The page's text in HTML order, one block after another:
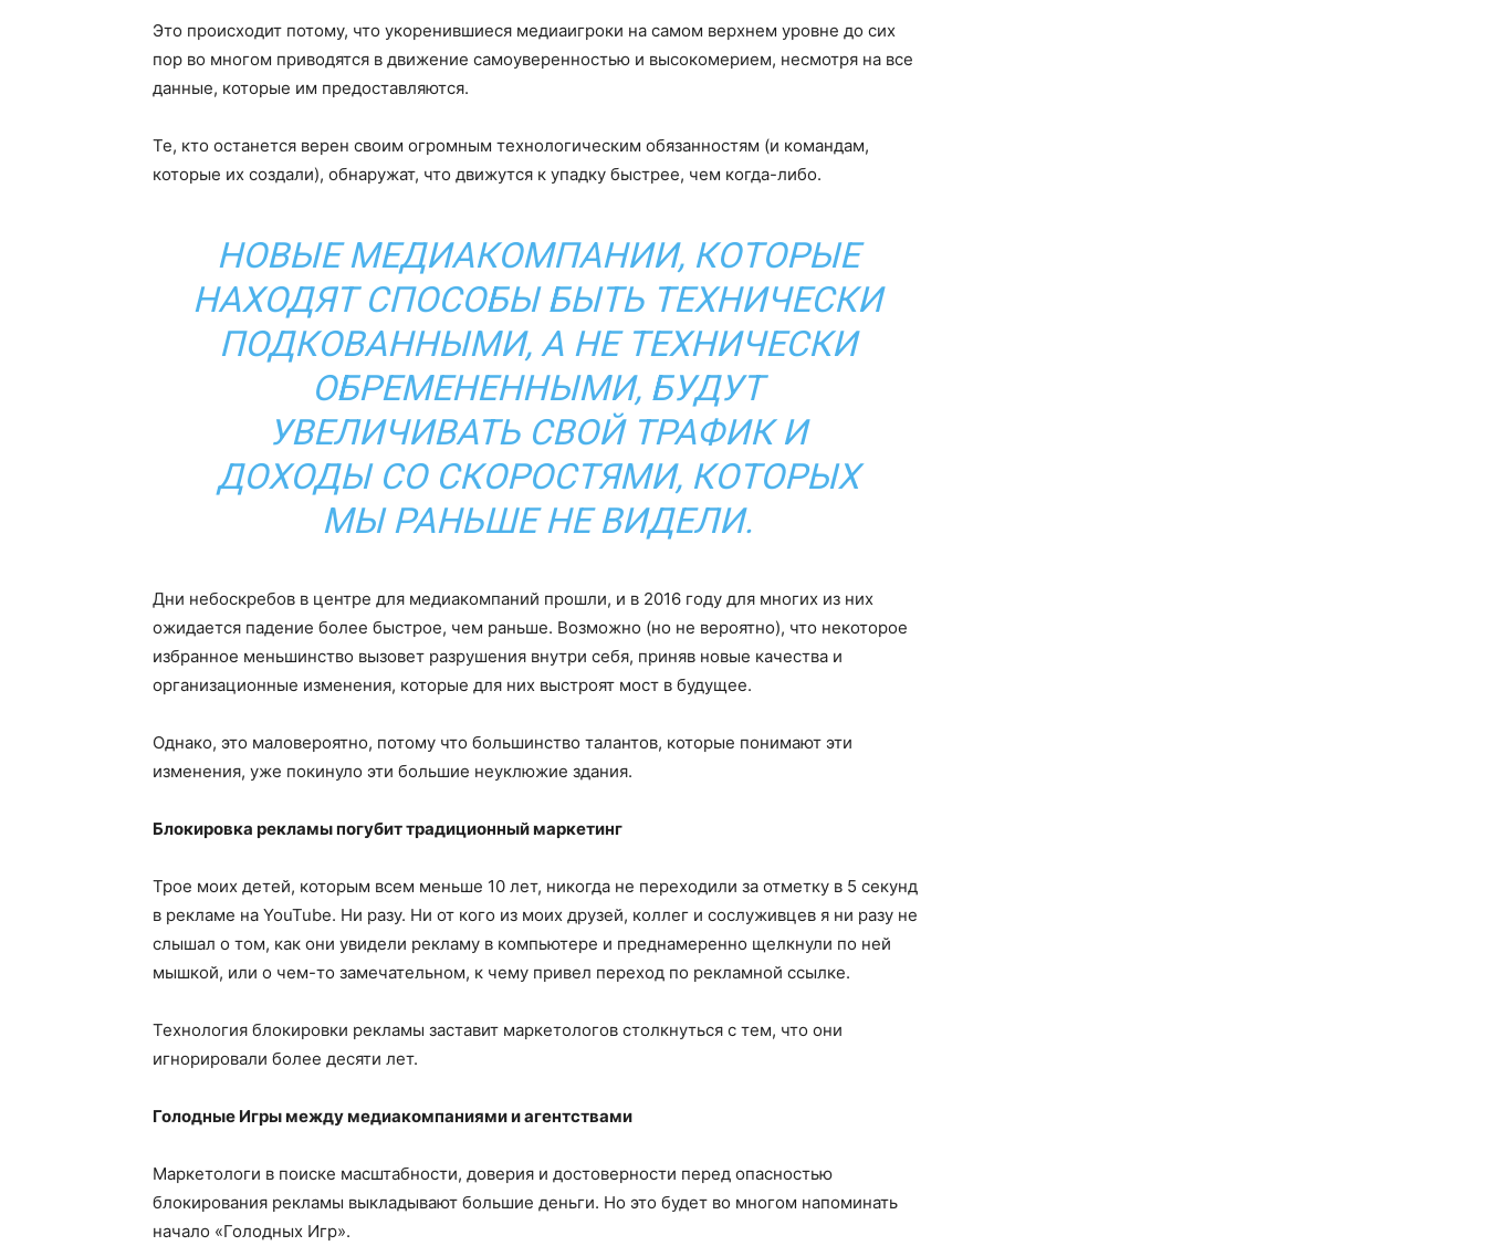
Это происходит потому, что укоренившиеся медиаигроки на самом верхнем уровне до сих
пор во многом приводятся в движение самоуверенностью и высокомерием, несмотря на все
данные, которые им предоставляются.
Те, кто останется верен своим огромным технологическим обязанностям (и командам,
которые их создали), обнаружат, что движутся к упадку быстрее, чем когда-либо.
НОВЫЕ МЕДИАКОМПАНИИ, КОТОРЫЕ
НАХОДЯТ СПОСОБЫ БЫТЬ ТЕХНИЧЕСКИ
ПОДКОВАННЫМИ, А НЕ ТЕХНИЧЕСКИ
ОБРЕМЕНЕННЫМИ, БУДУТ
УВЕЛИЧИВАТЬ СВОЙ ТРАФИК И
ДОХОДЫ СО СКОРОСТЯМИ, КОТОРЫХ
МЫ РАНЬШЕ НЕ ВИДЕЛИ.
Дни небоскребов в центре для медиакомпаний прошли, и в 2016 году для многих из них
ожидается падение более быстрое, чем раньше. Возможно (но не вероятно), что некоторое
избранное меньшинство вызовет разрушения внутри себя, приняв новые качества и
организационные изменения, которые для них выстроят мост в будущее.
Однако, это маловероятно, потому что большинство талантов, которые понимают эти
изменения, уже покинуло эти большие неуклюжие здания.
Блокировка рекламы погубит традиционный маркетинг
Трое моих детей, которым всем меньше 10 лет, никогда не переходили за отметку в 5 секунд
в рекламе на YouTube. Ни разу. Ни от кого из моих друзей, коллег и сослуживцев я ни разу не
слышал о том, как они увидели рекламу в компьютере и преднамеренно щелкнули по ней
мышкой, или о чем-то замечательном, к чему привел переход по рекламной ссылке.
Технология блокировки рекламы заставит маркетологов столкнуться с тем, что они
игнорировали более десяти лет.
Голодные Игры между медиакомпаниями и агентствами
Маркетологи в поиске масштабности, доверия и достоверности перед опасностью
блокирования рекламы выкладывают большие деньги. Но это будет во многом напоминать
начало «Голодных Игр».